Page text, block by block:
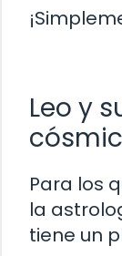
Leo y
Para los
la
tiene un